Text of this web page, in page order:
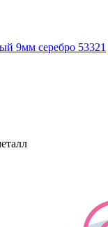
9мм серебро 53321